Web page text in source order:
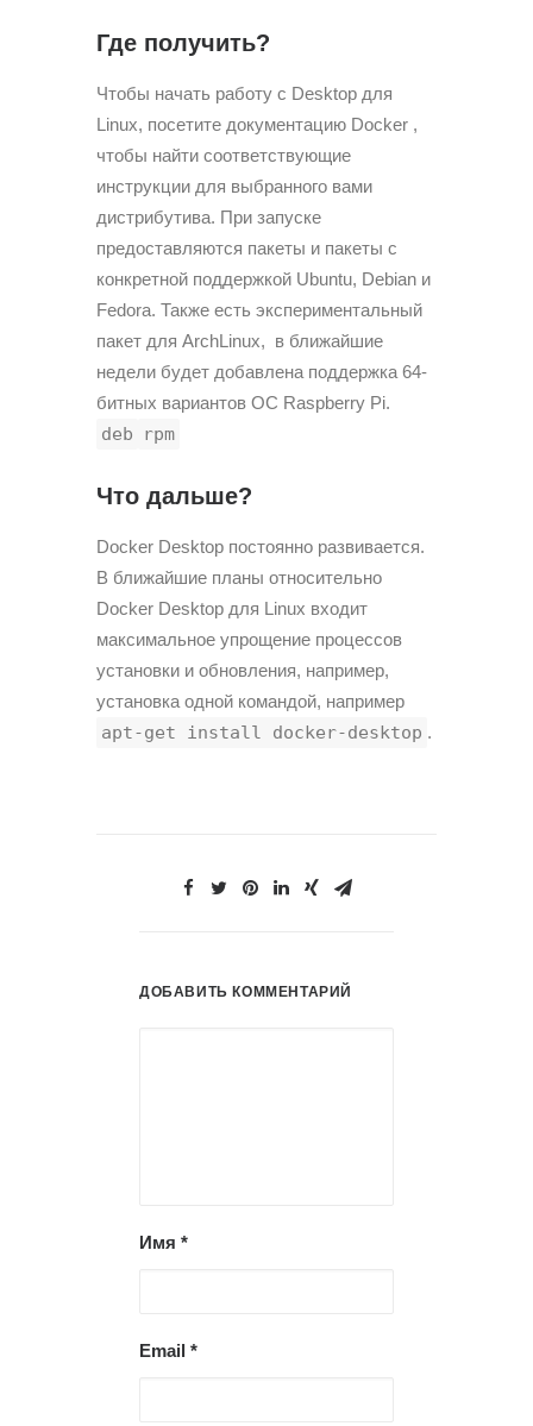
Где получить?
Чтобы начать работу с Desktop для
Linux, посетите документацию Docker ,
чтобы найти соответствующие
инструкции для выбранного вами
дистрибутива. При запуске
предоставляются пакеты и пакеты с
конкретной поддержкой Ubuntu, Debian и
Fedora. Также есть экспериментальный
пакет для ArchLinux, в ближайшие
недели будет добавлена поддержка 64-
битных вариантов ОС Raspberry Pi.
deb rpm
Что дальше?
Docker Desktop постоянно развивается.
В ближайшие планы относительно
Docker Desktop для Linux входит
максимальное упрощение процессов
установки и обновления, например,
установка одной командой, например
apt-get install docker-desktop .
ДОБАВИТЬ КОММЕНТАРИЙ
Имя *
Email *